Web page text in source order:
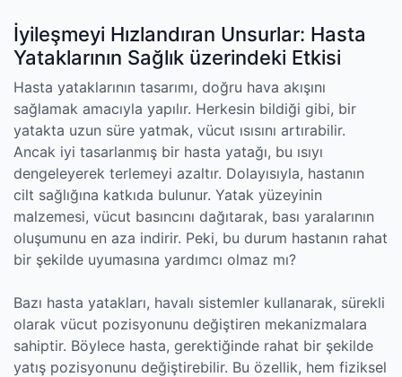
İyileşmeyi Hızlandıran Unsurlar: Hasta
Yataklarının Sağlık üzerindeki Etkisi
Hasta yataklarının tasarımı, doğru hava akışını
sağlamak amacıyla yapılır. Herkesin bildiği gibi, bir
yatakta uzun süre yatmak, vücut ısısını artırabilir.
Ancak iyi tasarlanmış bir hasta yatağı, bu ısıyı
dengeleyerek terlemeyi azaltır. Dolayısıyla, hastanın
cilt sağlığına katkıda bulunur. Yatak yüzeyinin
malzemesi, vücut basıncını dağıtarak, bası yaralarının
oluşumunu en aza indirir. Peki, bu durum hastanın rahat
bir şekilde uyumasına yardımcı olmaz mı?
Bazı hasta yatakları, havalı sistemler kullanarak, sürekli
olarak vücut pozisyonunu değiştiren mekanizmalara
sahiptir. Böylece hasta, gerektiğinde rahat bir şekilde
yatış pozisyonunu değiştirebilir. Bu özellik, hem fiziksel